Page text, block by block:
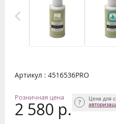
Артикул : 4516536PRO
Розничная цена
2 580 р.
Цена для